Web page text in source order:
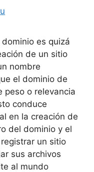
es quizá
de un sitio
nombre
el dominio de
peso o relevancia
conduce
en la creación de
del dominio y el
un sitio
sus archivos
al mundo